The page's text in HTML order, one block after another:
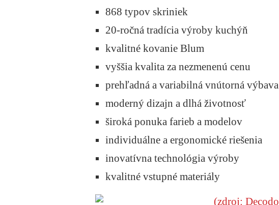
868 typov skriniek
20-ročná tradícia výroby kuchýň
kvalitné kovanie Blum
vyššia kvalita za nezmenenú cenu
prehľadná a variabilná vnútorná výbava
moderný dizajn a dlhá životnosť
široká ponuka farieb a modelov
individuálne a ergonomické riešenia
inovatívna technológia výroby
kvalitné vstupné materiály